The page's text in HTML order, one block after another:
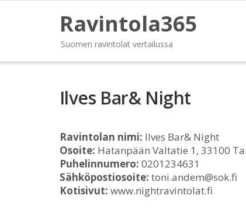
Ravintola365
Suomen ravintolat vertailussa
Ilves Bar& Night
Ravintolan nimi: Ilves Bar& Night
Osoite: Hatanpään Valtatie 1, 33100
Puhelinnumero: 0201234631
Sähköpostiosoite: toni.andem@sok.fi
Kotisivut: www.nightravintolat.fi